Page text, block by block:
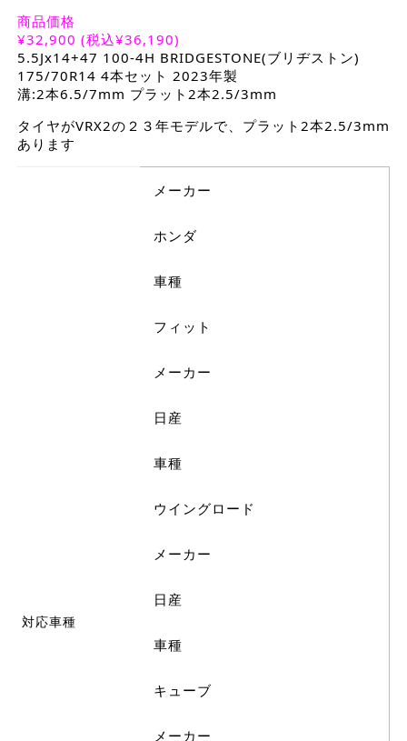
商品価格
¥32,900 (税込¥36,190)
5.5Jx14+47 100-4H BRIDGESTONE(ブリヂストン)
175/70R14 4本セット 2023年製
溝:2本6.5/7mm プラット2本2.5/3mm
タイヤがVRX2の２３年モデルで、プラット2本2.5/3mm
あります
対応車種
メーカー
ホンダ
車種
フィット
メーカー
日産
車種
ウイングロード
メーカー
日産
車種
キューブ
メーカー